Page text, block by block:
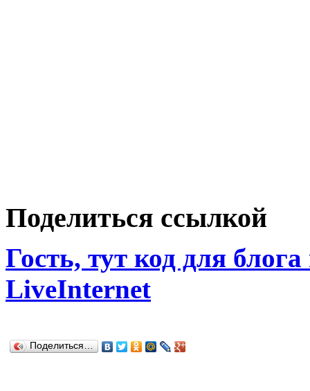
Поделиться ссылкой
Гость, тут код для
LiveInternet
Поделиться…